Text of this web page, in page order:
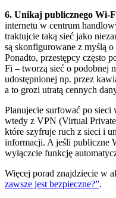
6. Unikaj publicznego Wi-
internetu w centrum
traktujcie taką sieć jako
są skonfigurowane z myślą
Ponadto, przestępcy często
Fi – tworzą sieć o podobnej
udostępnionej np. przez
a to grozi utratą cennych
Planujecie surfować po
wtedy z VPN (Virtual
które szyfruje ruch z sieci i
informacji. A jeśli publiczne
wyłączcie funkcję
Więcej porad znajdziecie w
zawsze jest bezpieczne?”.